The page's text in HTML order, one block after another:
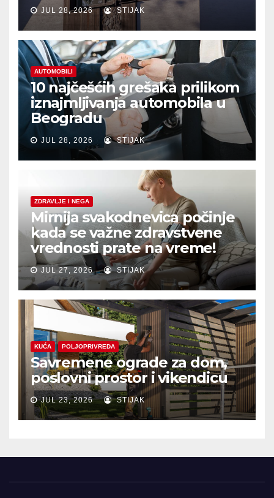
JUL 28, 2026 STIJAK
AUTOMOBILI
10 najčešćih grešaka prilikom
iznajmljivanja automobila u
Beogradu
JUL 28, 2026 STIJAK
ZDRAVLJE I NEGA
Mirnija svakodnevica počinje
kada se važne zdravstvene
vrednosti prate na vreme!
JUL 27, 2026 STIJAK
KUĆA POLJOPRIVREDA
Savremene ograde za dom,
poslovni prostor i vikendicu
JUL 23, 2026 STIJAK